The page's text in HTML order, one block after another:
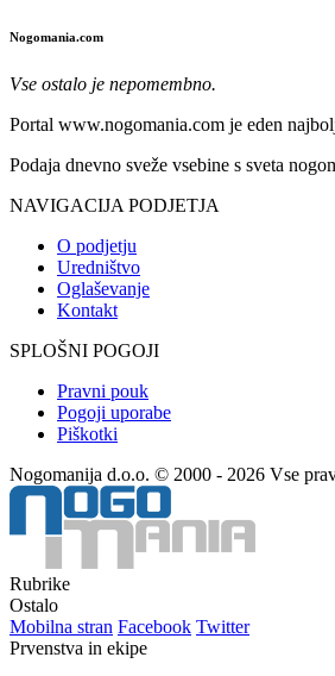
Nogomania.com
Vse ostalo je nepomembno.
Portal www.nogomania.com je eden
Podaja dnevno sveže vsebine s sveta
NAVIGACIJA PODJETJA
O podjetju
Uredništvo
Oglaševanje
Kontakt
SPLOŠNI POGOJI
Pravni pouk
Pogoji uporabe
Piškotki
Nogomanija d.o.o. © 2000 - 2026 Vse
Rubrike
Ostalo
Mobilna stran Facebook Twitter
Prvenstva in ekipe